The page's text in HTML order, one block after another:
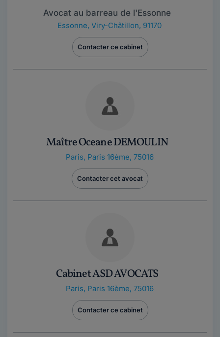
Avocat au barreau de l'Essonne
Essonne, Viry-Châtillon, 91170
Contacter ce cabinet
Maître Oceane DEMOULIN
Paris, Paris 16ème, 75016
Contacter cet avocat
Cabinet ASD AVOCATS
Paris, Paris 16ème, 75016
Contacter ce cabinet